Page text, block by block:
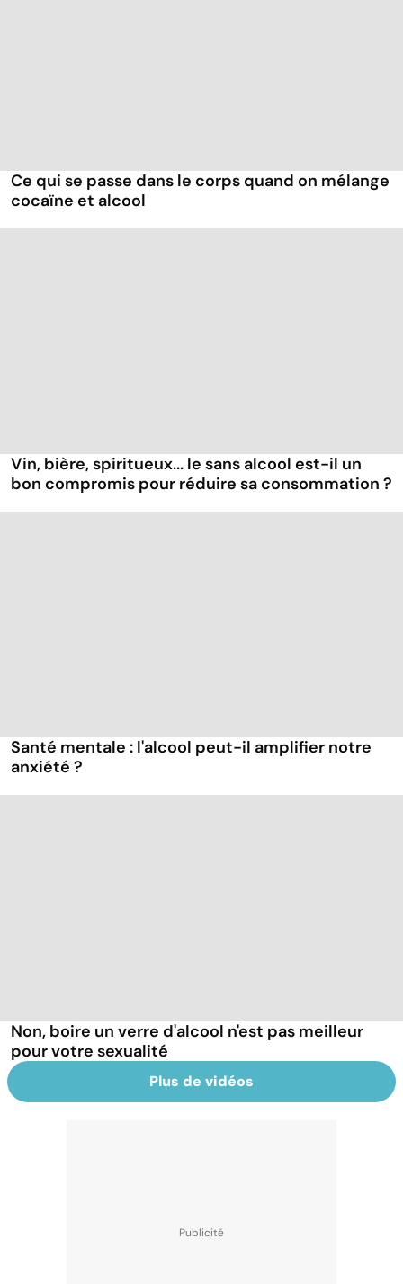
Ce qui se passe dans le corps quand on mélange
cocaïne et alcool
Vin, bière, spiritueux... le sans alcool est-il un
bon compromis pour réduire sa consommation ?
Santé mentale : l'alcool peut-il amplifier notre
anxiété ?
Non, boire un verre d'alcool n'est pas meilleur
pour votre sexualité
Plus de vidéos